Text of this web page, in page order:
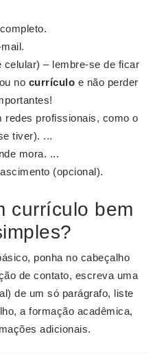
celular) – lembre-se de ficar
no currículo e não perder
redes profissionais, como o
tiver). ...
mora. ...
(opcional).
currículo bem
ponha no cabeçalho
de contato, escreva uma
de um só parágrafo, liste
a formação acadêmica,
adicionais.